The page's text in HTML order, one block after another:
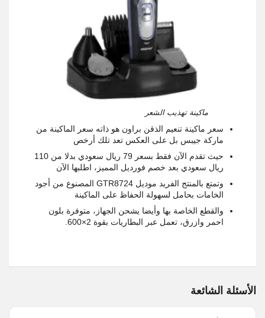
ماكينة تهذيب الشعر
سعر ماكينة تنعيم الذقن براون هو ذاته سعر الماكينة من
ماركة جيبس بل على العكس تعد تلك أرخص
حيث تقدم الآن فقط بسعر 79 ريال سعودي بدلا من 110
ريال سعودي بعد خصم فورديل المميز، اطلبها الآن
وتمتع بالمنتج الفريد موديل GTR8724 المصنوع من أجود
الخامات بحامل لسهولة الحفاظ على الماكينة
والقطع الخاصة بها وأيضا يشحن الجهاز، متوفرة بلون
احمر وازرق، تعمل عبر البطاريات بقوة 2×600.
الأسئلة الشائعة